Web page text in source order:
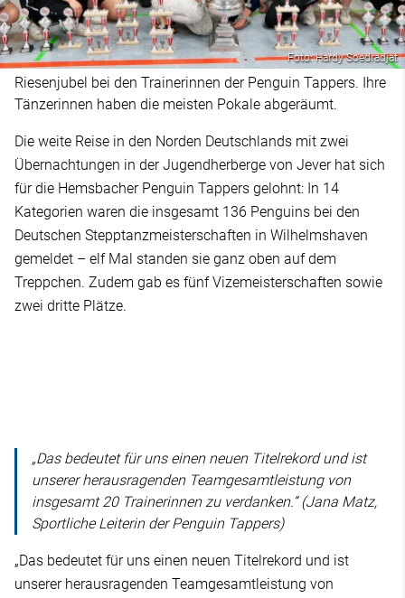
Foto: Hardy Soedradjat
Riesenjubel bei den Trainerinnen der Penguin Tappers. Ihre
Tänzerinnen haben die meisten Pokale abgeräumt.
Die weite Reise in den Norden Deutschlands mit zwei
Übernachtungen in der Jugendherberge von Jever hat sich
für die Hemsbacher Penguin Tappers gelohnt: In 14
Kategorien waren die insgesamt 136 Penguins bei den
Deutschen Stepptanzmeisterschaften in Wilhelmshaven
gemeldet – elf Mal standen sie ganz oben auf dem
Treppchen. Zudem gab es fünf Vizemeisterschaften sowie
zwei dritte Plätze.
„Das bedeutet für uns einen neuen Titelrekord und ist
unserer herausragenden Teamgesamtleistung von
insgesamt 20 Trainerinnen zu verdanken.“ (Jana Matz,
Sportliche Leiterin der Penguin Tappers)
„Das bedeutet für uns einen neuen Titelrekord und ist
unserer herausragenden Teamgesamtleistung von